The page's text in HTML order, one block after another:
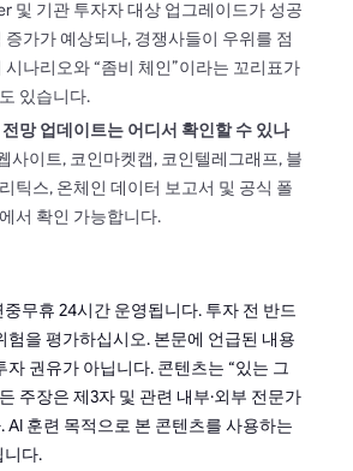
및 기관 투자자 대상 업그레이드가 성공
증가가 예상되나, 경쟁사들이 우위를 점
시나리오와 “좀비 체인”이라는 꼬리표가
있습니다.
망 업데이트는 어디서 확인할 수 있나
사이트, 코인마켓캡, 코인텔레그래프, 블
틱스, 온체인 데이터 보고서 및 공식 폴
서 확인 가능합니다.
무휴 24시간 운영됩니다. 투자 전 반드
험을 평가하십시오. 본문에 언급된 내용
자 권유가 아닙니다. 콘텐츠는 “있는 그
주장은 제3자 및 관련 내부·외부 전문가
AI 훈련 목적으로 본 콘텐츠를 사용하는
니다.